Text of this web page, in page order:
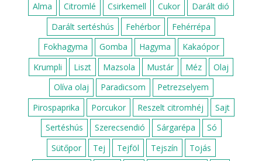
Alma Citromlé Csirkemell Cukor
Darált dió
Darált sertéshús
Fehérbor
Fehérrépa
Fokhagyma
Gomba Hagyma
Kakaópor
Krumpli
Liszt Mazsola Mustár Méz
Olaj
Olíva olaj
Paradicsom
Petrezselyem
Pirospaprika
Porcukor Reszelt citromhéj
Sajt
Sertéshús
Szerecsendió Sárgarépa
Só
Sütőpor
Tej Tejföl Tejszín Tojás